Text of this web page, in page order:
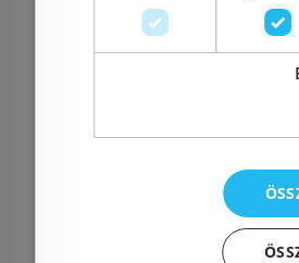
Még 2 db ezen az
zuhanycsaptelep, 2
fogyasztóhoz